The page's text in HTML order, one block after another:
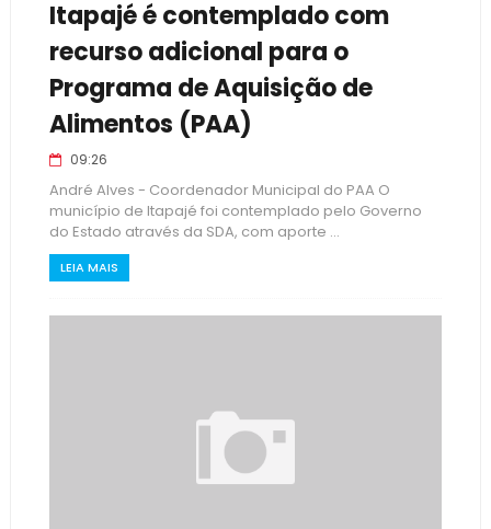
Itapajé é contemplado com
recurso adicional para o
Programa de Aquisição de
Alimentos (PAA)
09:26
André Alves - Coordenador Municipal do PAA O
município de Itapajé foi contemplado pelo Governo
do Estado através da SDA, com aporte ...
LEIA MAIS